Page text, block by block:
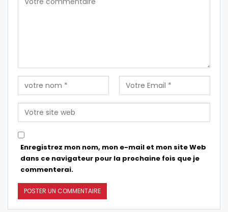
Enregistrez mon nom, mon e-mail et mon site Web
dans ce navigateur pour la prochaine fois que je
commenterai.